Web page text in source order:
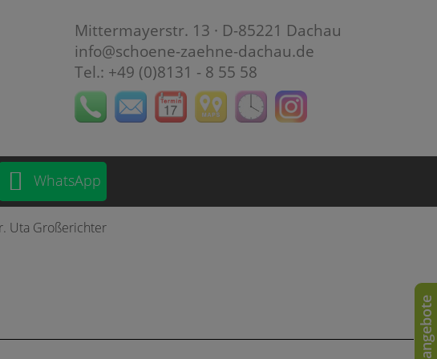
Mittermayerstr. 13 · D-85221 Dachau
info@schoene-zaehne-dachau.de
Tel.: +49 (0)8131 - 8 55 58
WhatsApp